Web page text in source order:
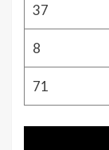
37
8
71